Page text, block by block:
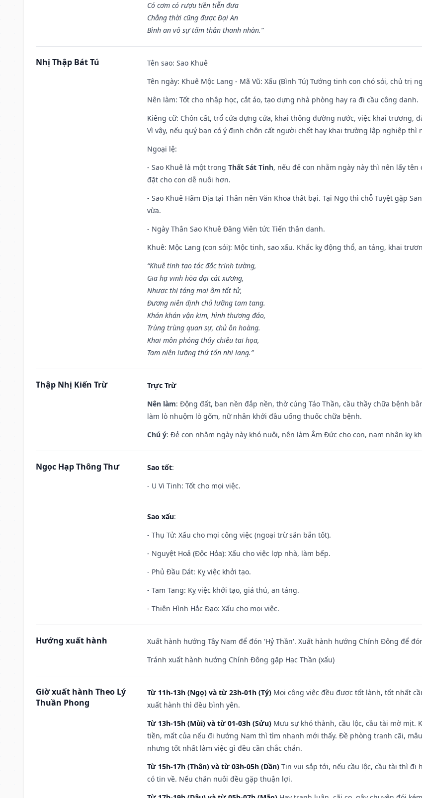
Có cơm có rượu tiền tiễn đưa
Chẳng thời cũng được Đại An
Bình an vô sự tấm thân thanh nhàn.”
Nhị Thập Bát Tú Tên sao: Sao Khuê
Tên ngày: Khuê Mộc Lang - Mã Vũ: Xấu (Bình Tú) Tướng tinh con chó sói, chủ trị
Nên làm: Tốt cho nhập học, cắt áo, tạo dựng nhà phòng hay ra đi cầu công danh.
Kiêng cữ: Chôn cất, trổ cửa dựng cửa, khai thông đường nước, việc khai trương,
Vì vậy, nếu quý bạn có ý định chôn cất người chết hay khai trường lập nghiệp thì
Ngoại lệ:
- Sao Khuê là một trong Thất Sát Tinh, nếu đẻ con nhằm ngày này thì nên lấy tên
đặt cho con dễ nuôi hơn.
- Sao Khuê Hãm Địa tại Thân nên Văn Khoa thất bại. Tại Ngọ thì chỗ Tuyệt gặp
vừa.
- Ngày Thân Sao Khuê Đăng Viên tức Tiến thân danh.
Khuê: Mộc Lang (con sói): Mộc tinh, sao xấu. Khắc kỵ động thổ, an táng, khai
“Khuê tinh tạo tác đắc trinh tường,
Gia hạ vinh hòa đại cát xương,
Nhược thị táng mai âm tốt tử,
Đương niên định chủ lưỡng tam tang.
Khán khán vận kim, hình thương đáo,
Trùng trùng quan sự, chủ ôn hoàng.
Khai môn phóng thủy chiêu tai họa,
Tam niên lưỡng thứ tổn nhi lang.”
Thập Nhị Kiến Trừ
Trực Trừ
Nên làm: Động đất, ban nền đắp nền, thờ cúng Táo Thần, cầu thầy chữa bệnh
làm lò nhuộm lò gốm, nữ nhân khởi đầu uống thuốc chữa bệnh.
Chú ý: Đẻ con nhằm ngày này khó nuôi, nên làm Âm Đức cho con, nam nhân kỵ
Ngọc Hạp Thông Thư Sao tốt:
- U Vi Tinh: Tốt cho mọi việc.
Sao xấu:
- Thụ Tử: Xấu cho mọi công việc (ngoại trừ săn bắn tốt).
- Nguyệt Hoả (Độc Hỏa): Xấu cho việc lợp nhà, làm bếp.
- Phủ Đầu Dát: Kỵ việc khởi tạo.
- Tam Tang: Kỵ việc khởi tạo, giá thú, an táng.
- Thiên Hình Hắc Đạo: Xấu cho mọi việc.
Hướng xuất hành
Xuất hành hướng Tây Nam để đón 'Hỷ Thần'. Xuất hành hướng Chính Đông để
Tránh xuất hành hướng Chính Đông gặp Hạc Thần (xấu)
Giờ xuất hành Theo Lý
Thuần Phong
Từ 11h-13h (Ngọ) và từ 23h-01h (Tý) Mọi công việc đều được tốt lành, tốt nhất
xuất hành thì đều bình yên.
Từ 13h-15h (Mùi) và từ 01-03h (Sửu) Mưu sự khó thành, cầu lộc, cầu tài mờ mịt.
tiền, mất của nếu đi hướng Nam thì tìm nhanh mới thấy. Đề phòng tranh cãi,
nhưng tốt nhất làm việc gì đều cần chắc chắn.
Từ 15h-17h (Thân) và từ 03h-05h (Dần) Tin vui sắp tới, nếu cầu lộc, cầu tài thì đi
có tin về. Nếu chăn nuôi đều gặp thuận lợi.